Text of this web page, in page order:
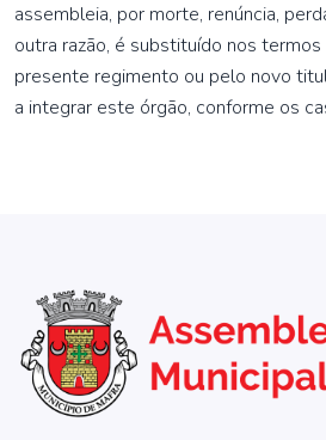
assembleia, por morte, renúncia,
outra razão, é substituído nos
presente regimento ou pelo novo
a integrar este órgão, conforme os